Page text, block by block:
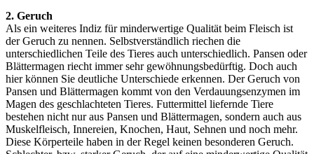
2. Geruch
Als ein weiteres Indiz für minderwertige Qualität beim Fleisch ist
der Geruch zu nennen. Selbstverständlich riechen die
unterschiedlichen Teile des Tieres auch unterschiedlich. Pansen oder
Blättermagen riecht immer sehr gewöhnungsbedürftig. Doch auch
hier können Sie deutliche Unterschiede erkennen. Der Geruch von
Pansen und Blättermagen kommt von den Verdauungsenzymen im
Magen des geschlachteten Tieres. Futtermittel liefernde Tiere
bestehen nicht nur aus Pansen und Blättermagen, sondern auch aus
Muskelfleisch, Innereien, Knochen, Haut, Sehnen und noch mehr.
Diese Körperteile haben in der Regel keinen besonderen Geruch.